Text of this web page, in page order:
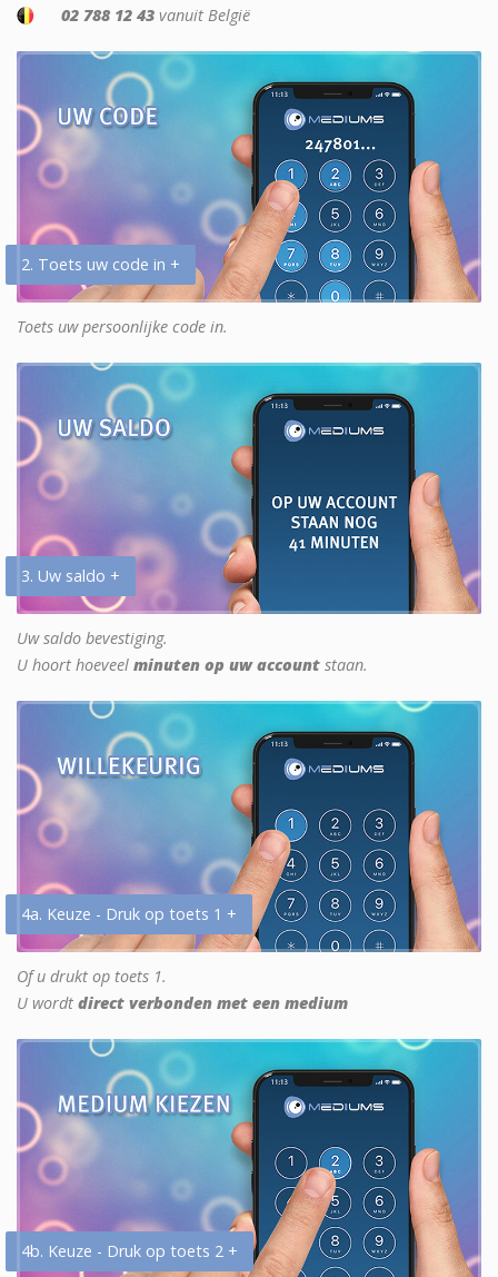
02 788 12 43 vanuit België
2. Toets uw code in +
Toets uw persoonlijke code in.
3. Uw saldo +
Uw saldo bevestiging.
U hoort hoeveel minuten op uw account staan.
4a. Keuze - Druk op toets 1 +
Of u drukt op toets 1.
U wordt direct verbonden met een medium
4b. Keuze - Druk op toets 2 +